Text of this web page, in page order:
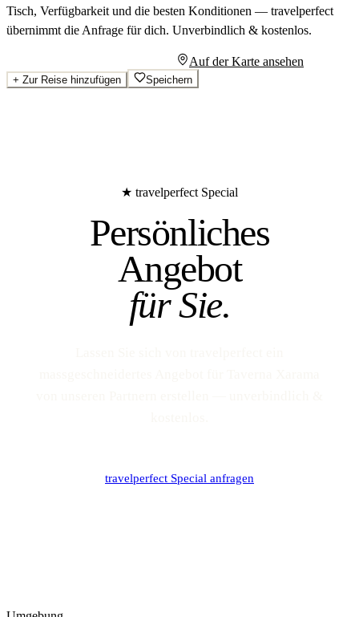
Tisch, Verfügbarkeit und die besten Konditionen — travelperfect
übernimmt die Anfrage für dich. Unverbindlich & kostenlos.
Auf der Karte ansehen
+ Zur Reise hinzufügen Speichern
★ travelperfect Special
Persönliches
Angebot
für Sie.
travelperfect Special anfragen